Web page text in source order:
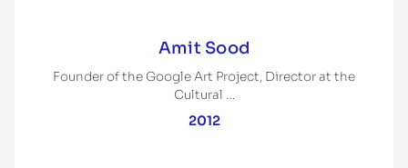
Amit Sood
Founder of the Google Art Project, Director at the
Cultural …
2012